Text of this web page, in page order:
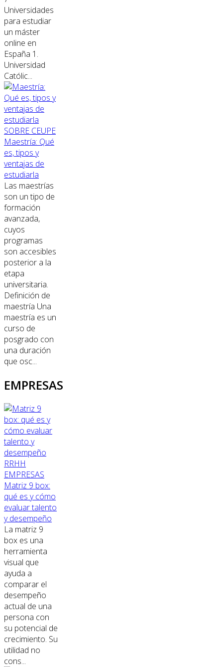
Universidades
para estudiar
un máster
online en
España 1.
Universidad
Católic...
SOBRE CEUPE
Maestría: Qué
es, tipos y
ventajas de
estudiarla
Las maestrías
son un tipo de
formación
avanzada,
cuyos
programas
son accesibles
posterior a la
etapa
universitaria.
Definición de
maestría Una
maestría es un
curso de
posgrado con
una duración
que osc...
EMPRESAS
RRHH
EMPRESAS
Matriz 9 box:
qué es y cómo
evaluar talento
y desempeño
La matriz 9
box es una
herramienta
visual que
ayuda a
comparar el
desempeño
actual de una
persona con
su potencial de
crecimiento. Su
utilidad no
cons...